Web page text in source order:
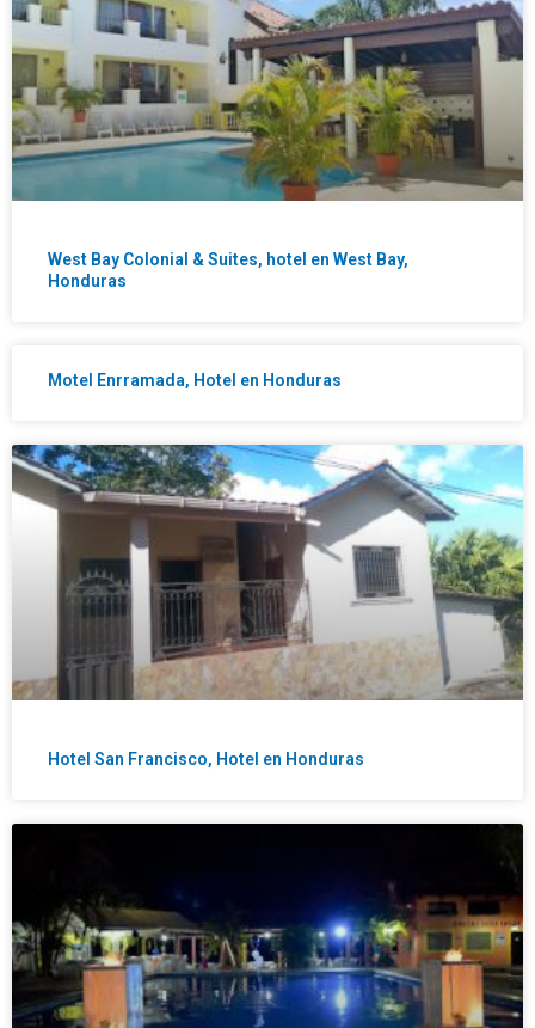
West Bay Colonial & Suites, hotel en West Bay,
Honduras
Motel Enrramada, Hotel en Honduras
Hotel San Francisco, Hotel en Honduras